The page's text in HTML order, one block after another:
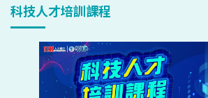
科技人才培訓課程